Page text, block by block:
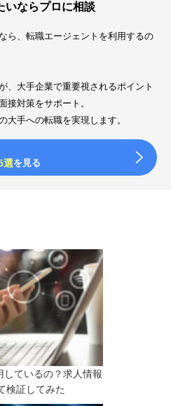
いならプロに相談
ら、転職エージェントを利用するの
、大手企業で重要視されるポイント
接対策をサポート。
大手への転職を実現します。
選を見る
ているの？求人情報
検証してみた